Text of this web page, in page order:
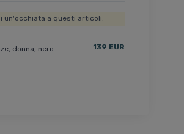
un'occhiata a questi articoli:
donna, nero 139 EUR